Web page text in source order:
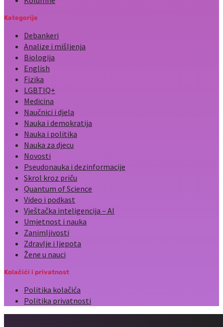
Kategorije
Debankeri
Analize i mišljenja
Biologija
English
Fizika
LGBTIQ+
Medicina
Naučnici i djela
Nauka i demokratija
Nauka i politika
Nauka za djecu
Novosti
Pseudonauka i dezinformacije
Skrol kroz priču
Quantum of Science
Video i podkast
Vještačka inteligencija – AI
Umjetnost i nauka
Zanimljivosti
Zdravlje i ljepota
Žene u nauci
Kolačići i privatnost
Politika kolačića
Politika privatnosti